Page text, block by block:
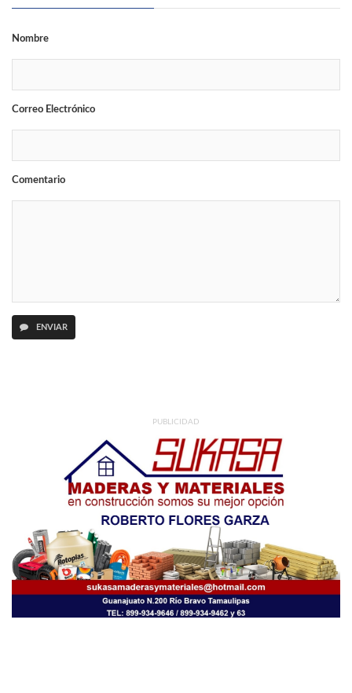
Nombre
Correo Electrónico
Comentario
ENVIAR
PUBLICIDAD